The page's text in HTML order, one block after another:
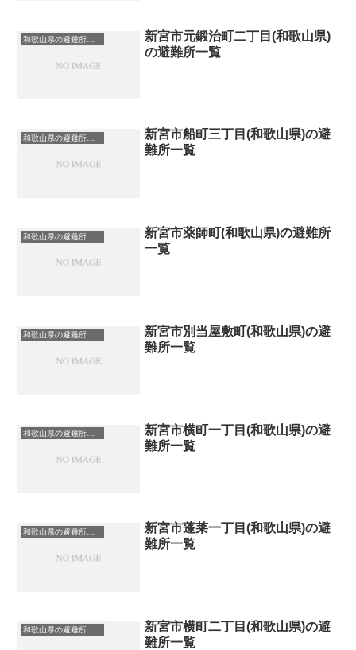
和歌山県の避難所一覧
新宮市元鍛治町二丁目(和歌山県)
の避難所一覧
和歌山県の避難所一覧
新宮市船町三丁目(和歌山県)の避
難所一覧
和歌山県の避難所一覧
新宮市薬師町(和歌山県)の避難所
一覧
和歌山県の避難所一覧
新宮市別当屋敷町(和歌山県)の避
難所一覧
和歌山県の避難所一覧
新宮市横町一丁目(和歌山県)の避
難所一覧
和歌山県の避難所一覧
新宮市蓬莱一丁目(和歌山県)の避
難所一覧
和歌山県の避難所一覧
新宮市横町二丁目(和歌山県)の避
難所一覧